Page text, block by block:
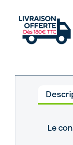
Le